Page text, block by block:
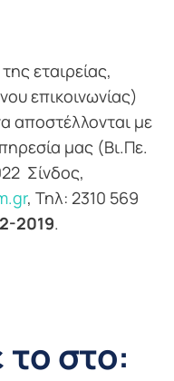
εταιρείας,
επικοινωνίας)
αποστέλλονται με
μας (Βι.Πε.
Σίνδος,
, Τηλ: 2310 569
2019.
το στο: